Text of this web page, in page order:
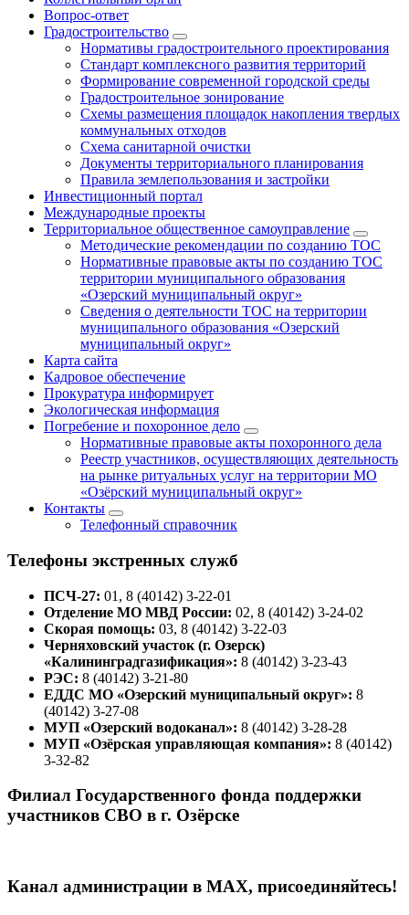
Вопрос-ответ
Градостроительство
Нормативы градостроительного проектирования
Стандарт комплексного развития территорий
Формирование современной городской среды
Градостроительное зонирование
Схемы размещения площадок накопления твердых
коммунальных отходов
Схема санитарной очистки
Документы территориального планирования
Правила землепользования и застройки
Инвестиционный портал
Международные проекты
Территориальное общественное самоуправление
Методические рекомендации по созданию ТОС
Нормативные правовые акты по созданию ТОС
территории муниципального образования
«Озерский муниципальный округ»
Сведения о деятельности ТОС на территории
муниципального образования «Озерский
муниципальный округ»
Карта сайта
Кадровое обеспечение
Прокуратура информирует
Экологическая информация
Погребение и похоронное дело
Нормативные правовые акты похоронного дела
Реестр участников, осуществляющих деятельность
на рынке ритуальных услуг на территории МО
«Озёрский муниципальный округ»
Контакты
Телефонный справочник
Телефоны экстренных служб
ПСЧ-27: 01, 8 (40142) 3-22-01
Отделение МО МВД России: 02, 8 (40142) 3-24-02
Скорая помощь: 03, 8 (40142) 3-22-03
Черняховский участок (г. Озерск)
«Калининградгазификация»: 8 (40142) 3-23-43
РЭС: 8 (40142) 3-21-80
ЕДДС МО «Озерский муниципальный округ»: 8
(40142) 3-27-08
МУП «Озерский водоканал»: 8 (40142) 3-28-28
МУП «Озёрская управляющая компания»: 8 (40142)
3-32-82
Филиал Государственного фонда поддержки
участников СВО в г. Озёрске
Канал администрации в МАХ, присоединяйтесь!